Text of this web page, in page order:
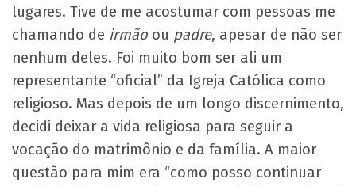
lugares. Tive de me acostumar com pessoas me
chamando de irmão ou padre, apesar de não ser
nenhum deles. Foi muito bom ser ali um
representante “oficial” da Igreja Católica como
religioso. Mas depois de um longo discernimento,
decidi deixar a vida religiosa para seguir a
vocação do matrimônio e da família. A maior
questão para mim era “como posso continuar